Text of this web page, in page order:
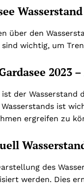
über den
wichtig, um
der Wasserstand
ist
ergreifen zu
des
werden. Dies